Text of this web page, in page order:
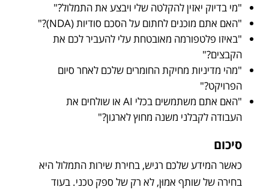
"מי בדיוק יאזין להקלטה שלי ויבצע את התמלול?"
"האם אתם מוכנים לחתום על הסכם סודיות (NDA)?"
"באיזו פלטפורמה מאובטחת עלי להעביר לכם את
הקבצים?"
"מהי מדיניות מחיקת החומרים שלכם לאחר סיום
הפרויקט?"
"האם אתם משתמשים בכלי AI או שולחים את
העבודה לקבלני משנה מחוץ לארגון?"
סיכום
כאשר המידע שלכם רגיש, בחירת שירות התמלול היא
בחירה של שותף אמוּן, לא רק של ספק טכני. בעוד